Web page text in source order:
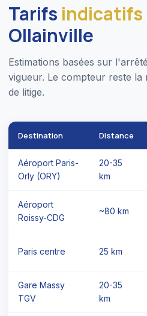
Tarifs indicatifs
Ollainville
Estimations basées sur
vigueur. Le compteur reste la
de litige.
Destination Distance
Aéroport Paris-
Orly (ORY)
20-35
km
Aéroport
Roissy-CDG
~80 km
Paris centre 25 km
Gare Massy
TGV
20-35
km